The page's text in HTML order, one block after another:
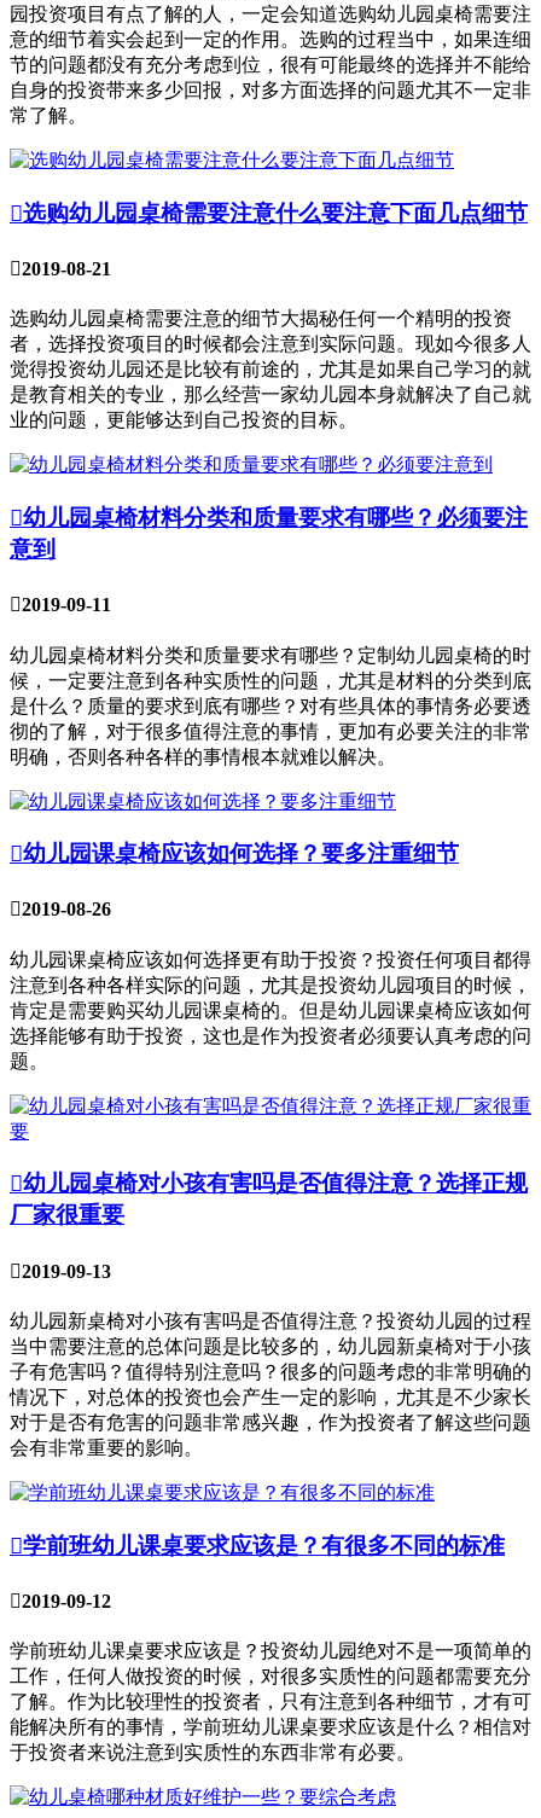
园投资项目有点了解的人，一定会知道选购幼儿园桌椅需要注
意的细节着实会起到一定的作用。选购的过程当中，如果连细
节的问题都没有充分考虑到位，很有可能最终的选择并不能给
自身的投资带来多少回报，对多方面选择的问题尤其不一定非
常了解。
选购幼儿园桌椅需要注意什么要注意下面几点细节
2019-08-21
选购幼儿园桌椅需要注意的细节大揭秘任何一个精明的投资
者，选择投资项目的时候都会注意到实际问题。现如今很多人
觉得投资幼儿园还是比较有前途的，尤其是如果自己学习的就
是教育相关的专业，那么经营一家幼儿园本身就解决了自己就
业的问题，更能够达到自己投资的目标。
幼儿园桌椅材料分类和质量要求有哪些？必须要注
意到
2019-09-11
幼儿园桌椅材料分类和质量要求有哪些？定制幼儿园桌椅的时
候，一定要注意到各种实质性的问题，尤其是材料的分类到底
是什么？质量的要求到底有哪些？对有些具体的事情务必要透
彻的了解，对于很多值得注意的事情，更加有必要关注的非常
明确，否则各种各样的事情根本就难以解决。
幼儿园课桌椅应该如何选择？要多注重细节
2019-08-26
幼儿园课桌椅应该如何选择更有助于投资？投资任何项目都得
注意到各种各样实际的问题，尤其是投资幼儿园项目的时候，
肯定是需要购买幼儿园课桌椅的。但是幼儿园课桌椅应该如何
选择能够有助于投资，这也是作为投资者必须要认真考虑的问
题。
幼儿园桌椅对小孩有害吗是否值得注意？选择正规
厂家很重要
2019-09-13
幼儿园新桌椅对小孩有害吗是否值得注意？投资幼儿园的过程
当中需要注意的总体问题是比较多的，幼儿园新桌椅对于小孩
子有危害吗？值得特别注意吗？很多的问题考虑的非常明确的
情况下，对总体的投资也会产生一定的影响，尤其是不少家长
对于是否有危害的问题非常感兴趣，作为投资者了解这些问题
会有非常重要的影响。
学前班幼儿课桌要求应该是？有很多不同的标准
2019-09-12
学前班幼儿课桌要求应该是？投资幼儿园绝对不是一项简单的
工作，任何人做投资的时候，对很多实质性的问题都需要充分
了解。作为比较理性的投资者，只有注意到各种细节，才有可
能解决所有的事情，学前班幼儿课桌要求应该是什么？相信对
于投资者来说注意到实质性的东西非常有必要。